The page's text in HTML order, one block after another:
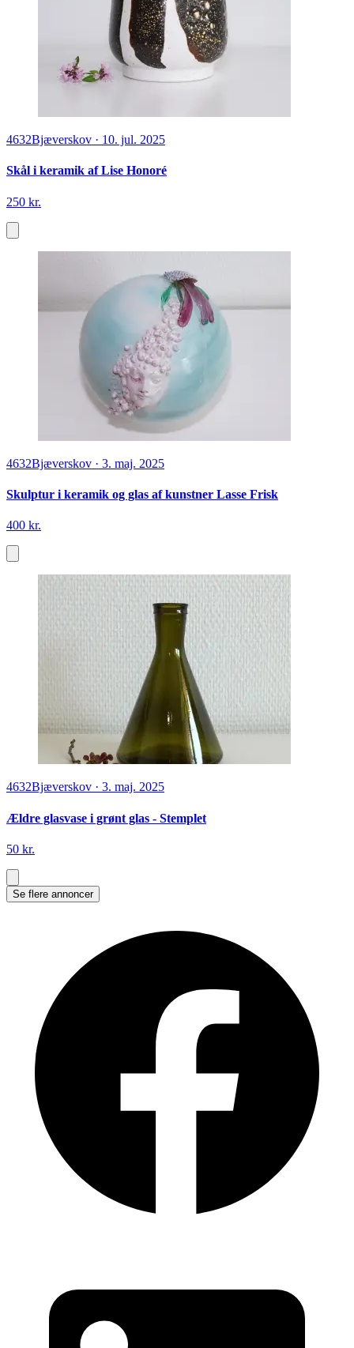
4632Bjæverskov · 10. jul. 2025
Skål i keramik af Lise Honoré
250 kr.
4632Bjæverskov · 3. maj. 2025
Skulptur i keramik og glas af kunstner Lasse Frisk
400 kr.
4632Bjæverskov · 3. maj. 2025
Ældre glasvase i grønt glas - Stemplet
50 kr.
Se flere annoncer